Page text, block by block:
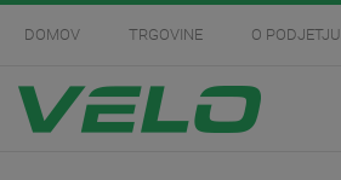
DOMOV TRGOVINE O PODJETJU